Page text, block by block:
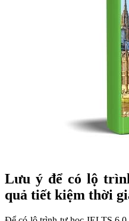
Lưu ý để có lộ
quả tiết kiệm thời